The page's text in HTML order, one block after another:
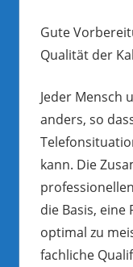
Gute
Qualität der
Jeder Mensch
anders, so
kann. Die
die Basis,
optimal zu
fachliche